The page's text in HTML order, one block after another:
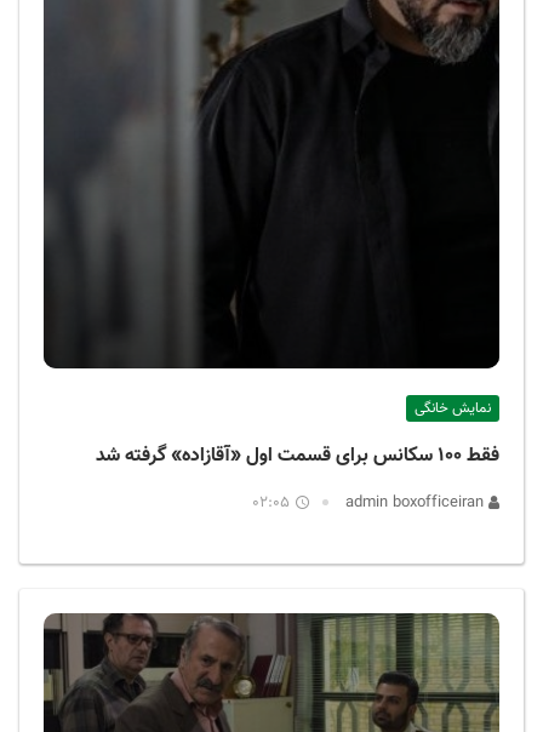
نمایش خانگی
فقط ۱۰۰ سکانس برای قسمت اول «آقازاده» گرفته شد
02:05